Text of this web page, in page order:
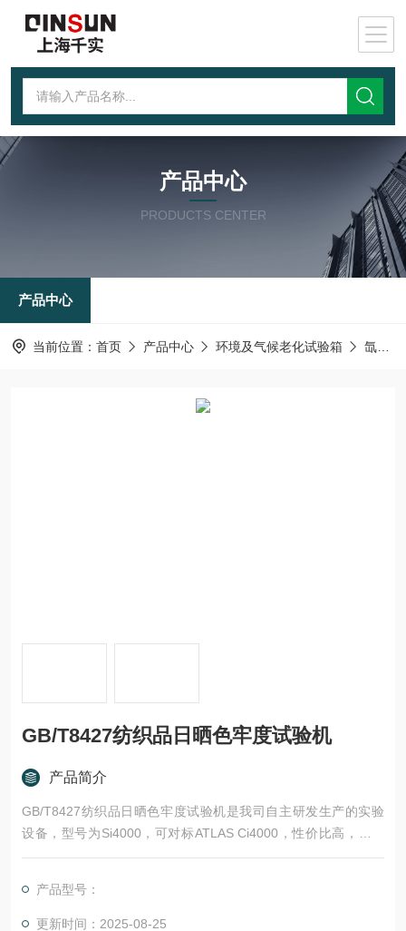
产品中心
PRODUCTS CENTER
产品中心
当前位置： 首页 产品中心 环境及气候老化试验箱 氙灯老化试验机
GB/T8427纺织品日晒色牢度试验机
产品简介
GB/T8427纺织品日晒色牢度试验机是我司自主研发生产的实验
设备，型号为Si4000，可对标ATLAS Ci4000，性价比高，用于
测试汽车材料、塑料、油漆、包装、太阳能光伏、纺织工业包括
产品型号：
更新时间：2025-08-25